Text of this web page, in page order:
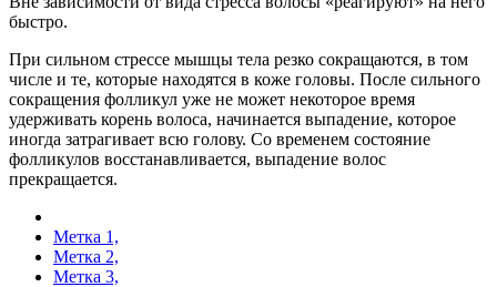
быстро.
При сильном стрессе мышцы тела резко сокращаются, в том
числе и те, которые находятся в коже головы. После сильного
сокращения фолликул уже не может некоторое время
удерживать корень волоса, начинается выпадение, которое
иногда затрагивает всю голову. Со временем состояние
фолликулов восстанавливается, выпадение волос
прекращается.
Метка 1,
Метка 2,
Метка 3,